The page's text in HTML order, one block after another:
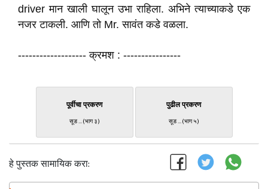
driver मान खाली घालून उभा राहिला. अभिने त्याच्याकडे एक
नजर टाकली. आणि तो Mr. सावंत कडे वळला.
------------------- क्रमश : ----------------
पूर्वीचा प्रकरण
सूड ... (भाग ३)
पुढील प्रकरण
सूड ... (भाग ५)
हे पुस्तक सामायिक करा: